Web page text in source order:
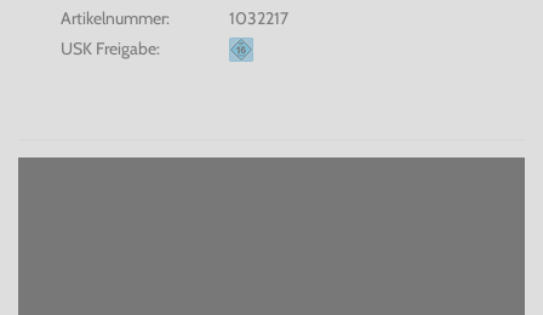
Artikelnummer:
1032217
USK Freigabe: